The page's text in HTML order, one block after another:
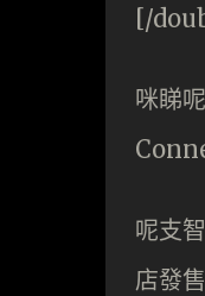
[/
咪睇
呢支
店發